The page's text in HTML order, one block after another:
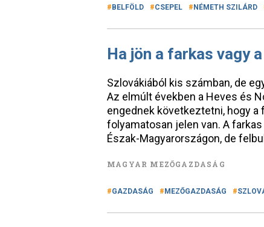
BELFÖLD CSEPEL NÉMETH SZILÁRD
Ha jön a farkas vagy
Szlovákiából kis számban, de
Az elmúlt években a Heves és
engednek következtetni, hogy
folyamatosan jelen van. A
Észak-Magyarországon, de
MAGYAR MEZŐGAZDASÁG
GAZDASÁG MEZŐGAZDASÁG